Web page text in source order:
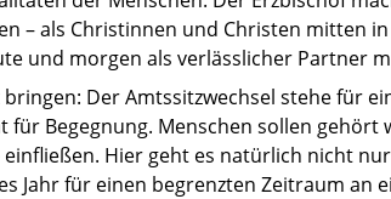
– als Christinnen und Christen mitten
und morgen als verlässlicher Partner
bringen: Der Amtssitzwechsel stehe für
Begegnung. Menschen sollen gehört
Hier geht es natürlich nicht
Jahr für einen begrenzten Zeitraum an